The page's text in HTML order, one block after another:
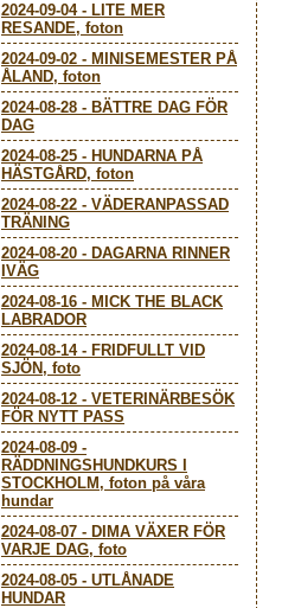
2024-09-04- LITE MER
RESANDE, foton
2024-09-02 - MINISEMESTER PÅ
ÅLAND, foton
2024-08-28 - BÄTTRE DAG FÖR
DAG
2024-08-25 - HUNDARNA PÅ
HÄSTGÅRD, foton
2024-08-22 - VÄDERANPASSAD
TRÄNING
2024-08-20 - DAGARNA RINNER
IVÄG
2024-08-16 - MICK THE BLACK
LABRADOR
2024-08-14- FRIDFULLT VID
SJÖN, foto
2024-08-12 - VETERINÄRBESÖK
FÖR NYTT PASS
2024-08-09 -
RÄDDNINGSHUNDKURS I
STOCKHOLM, foton på våra
hundar
2024-08-07 - DIMA VÄXER FÖR
VARJE DAG, foto
2024-08-05 - UTLÅNADE
HUNDAR